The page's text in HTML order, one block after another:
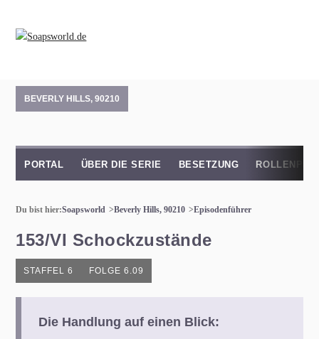
BEVERLY HILLS, 90210
PORTAL ÜBER DIE SERIE BESETZUNG
Du bist hier:Soapsworld Beverly Hills, 90210 Episodenführer
153/VI Schockzustände
STAFFEL 6 FOLGE 6.09
Die Handlung auf einen Blick: